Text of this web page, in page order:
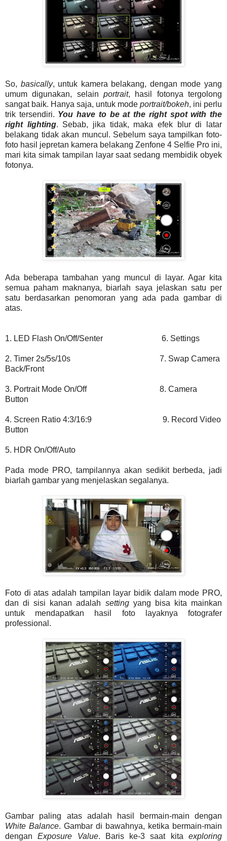
So, basically, untuk kamera belakang, dengan mode yang
umum digunakan, selain portrait, hasil fotonya tergolong
sangat baik. Hanya saja, untuk mode portrait/bokeh, ini perlu
trik tersendiri. You have to be at the right spot with the
right lighting. Sebab, jika tidak, maka efek blur di latar
belakang tidak akan muncul. Sebelum saya tampilkan foto-
foto hasil jepretan kamera belakang Zenfone 4 Selfie Pro ini,
mari kita simak tampilan layar saat sedang membidik obyek
fotonya.
Ada beberapa tambahan yang muncul di layar. Agar kita
semua paham maknanya, biarlah saya jelaskan satu per
satu berdasarkan penomoran yang ada pada gambar di
atas.
1. LED Flash On/Off/Senter 6. Settings
2. Timer 2s/5s/10s 7. Swap Camera
Back/Front
3. Portrait Mode On/Off 8. Camera
Button
4. Screen Ratio 4:3/16:9 9. Record Video
Button
5. HDR On/Off/Auto
Pada mode PRO, tampilannya akan sedikit berbeda, jadi
biarlah gambar yang menjelaskan segalanya.
Foto di atas adalah tampilan layar bidik dalam mode PRO,
dan di sisi kanan adalah setting yang bisa kita mainkan
untuk mendapatkan hasil foto layaknya fotografer
professional.
Gambar paling atas adalah hasil bermain-main dengan
White Balance. Gambar di bawahnya, ketika bermain-main
denganExposure Value. Baris ke-3 saat kitaexploring